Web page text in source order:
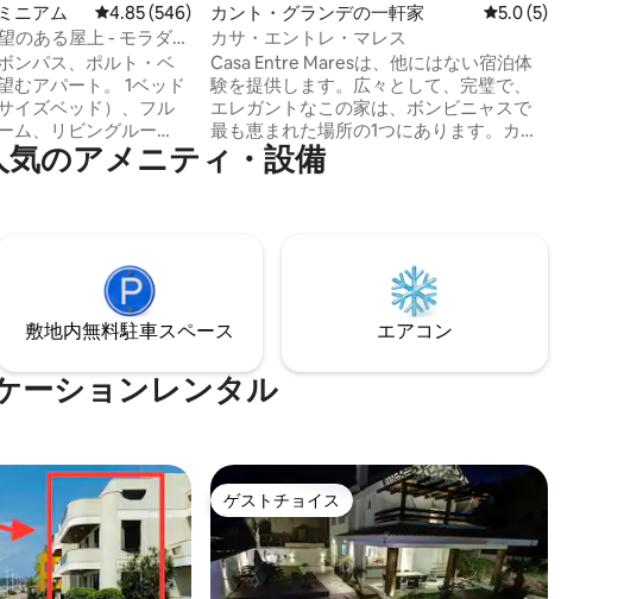
の平均評価
ニアム レビュー546件、5つ星中4.85つ星の平均評価
4.85 (546)
のある屋上 - モラダ・
ンパス、ポルト・ベ
パート。 1ベッド
イズベッド）、フル
ム、リビングルー
ダンですっきりとし
テレビ。 敷地内
、レティーロ・ド
で安全なエリア、ボ
から徒歩15分。 屋
スできます。
カント・グランデの一軒家 レビュー5件、5つ
5.0 (5)
カサ・エントレ・マレス
Casa Entre Maresは、他にはない宿泊体
験を提供します。広々として、完璧で、
エレガントなこの家は、ボンビニャスで
最も恵まれた場所の1つにあります。カン
ト・グランデでは、マール・デ・ドロと
マール・デ・フォラの間、モロ・ド・マ
デの中心部、市場、薬局に近い静かな通
りに位置するこの家は、あらゆるディテ
ールに贅沢さ、実用性、居心地の良さが
組み合わさっています。
のアメニティ・設備
敷地内無料駐⁠車ス⁠ペ⁠ー⁠ス エアコン
ーションレンタル
ゲストチョイス
ゲストチョイス